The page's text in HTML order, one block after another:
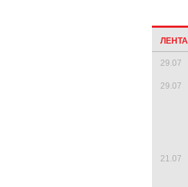
29.07
29.07
21.07